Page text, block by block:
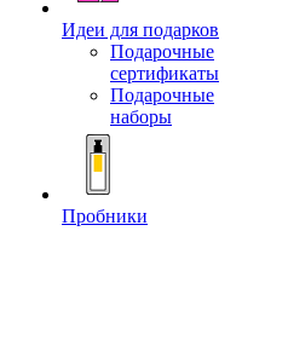
Идеи для подарков
Подарочные
сертификаты
Подарочные
наборы
Пробники